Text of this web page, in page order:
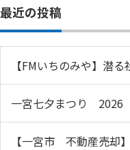
最近の投稿
【FMいちのみや】潜
一宮七夕まつり 2026
【一宮市 不動産売却